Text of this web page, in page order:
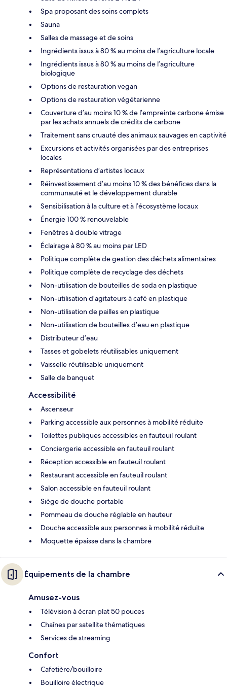
Spa proposant des soins complets
Sauna
Salles de massage et de soins
Ingrédients issus à 80 % au moins de l’agriculture locale
Ingrédients issus à 80 % au moins de l’agriculture
biologique
Options de restauration vegan
Options de restauration végétarienne
Couverture d’au moins 10 % de l’empreinte carbone émise
par les achats annuels de crédits de carbone
Traitement sans cruauté des animaux sauvages en captivité
Excursions et activités organisées par des entreprises
locales
Représentations d’artistes locaux
Réinvestissement d’au moins 10 % des bénéfices dans la
communauté et le développement durable
Sensibilisation à la culture et à l’écosystème locaux
Énergie 100 % renouvelable
Fenêtres à double vitrage
Éclairage à 80 % au moins par LED
Politique complète de gestion des déchets alimentaires
Politique complète de recyclage des déchets
Non-utilisation de bouteilles de soda en plastique
Non-utilisation d’agitateurs à café en plastique
Non-utilisation de pailles en plastique
Non-utilisation de bouteilles d’eau en plastique
Distributeur d’eau
Tasses et gobelets réutilisables uniquement
Vaisselle réutilisable uniquement
Salle de banquet
Accessibilité
Ascenseur
Parking accessible aux personnes à mobilité réduite
Toilettes publiques accessibles en fauteuil roulant
Conciergerie accessible en fauteuil roulant
Réception accessible en fauteuil roulant
Restaurant accessible en fauteuil roulant
Salon accessible en fauteuil roulant
Siège de douche portable
Pommeau de douche réglable en hauteur
Douche accessible aux personnes à mobilité réduite
Moquette épaisse dans la chambre
Équipements de la chambre
Amusez-vous
Télévision à écran plat 50 pouces
Chaînes par satellite thématiques
Services de streaming
Confort
Cafetière/bouilloire
Bouilloire électrique